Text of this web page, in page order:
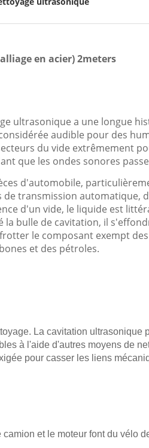
en acier) 2meters
ultrasonique a une longue
audible pour des
du vide extrêmement
que les ondes sonores
d'automobile,
transmission automatique,
d'un vide, le liquide est
la bulle de cavitation, il
le composant exempt
et des pétroles.
La cavitation ultrasonique
à l'aide d'autres moyens de
pour casser les liens
et le moteur font du vélo